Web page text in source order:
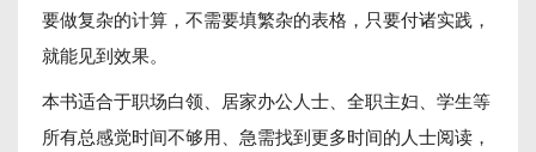
要做复杂的计算，不需要填繁杂的表格，只要付诸实践，
就能见到效果。
本书适合于职场白领、居家办公人士、全职主妇、学生等
所有总感觉时间不够用、急需找到更多时间的人士阅读，